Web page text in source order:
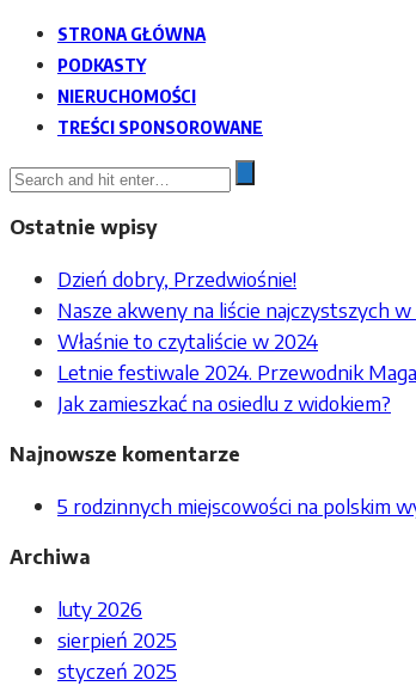
STRONA GŁÓWNA
PODKASTY
NIERUCHOMOŚCI
TREŚCI SPONSOROWANE
Ostatnie wpisy
Dzień dobry, Przedwiośnie!
Nasze akweny na liście najczystszych w
Właśnie to czytaliście w 2024
Letnie festiwale 2024. Przewodnik
Jak zamieszkać na osiedlu z widokiem?
Najnowsze komentarze
5 rodzinnych miejscowości na polskim
Archiwa
luty 2026
sierpień 2025
styczeń 2025